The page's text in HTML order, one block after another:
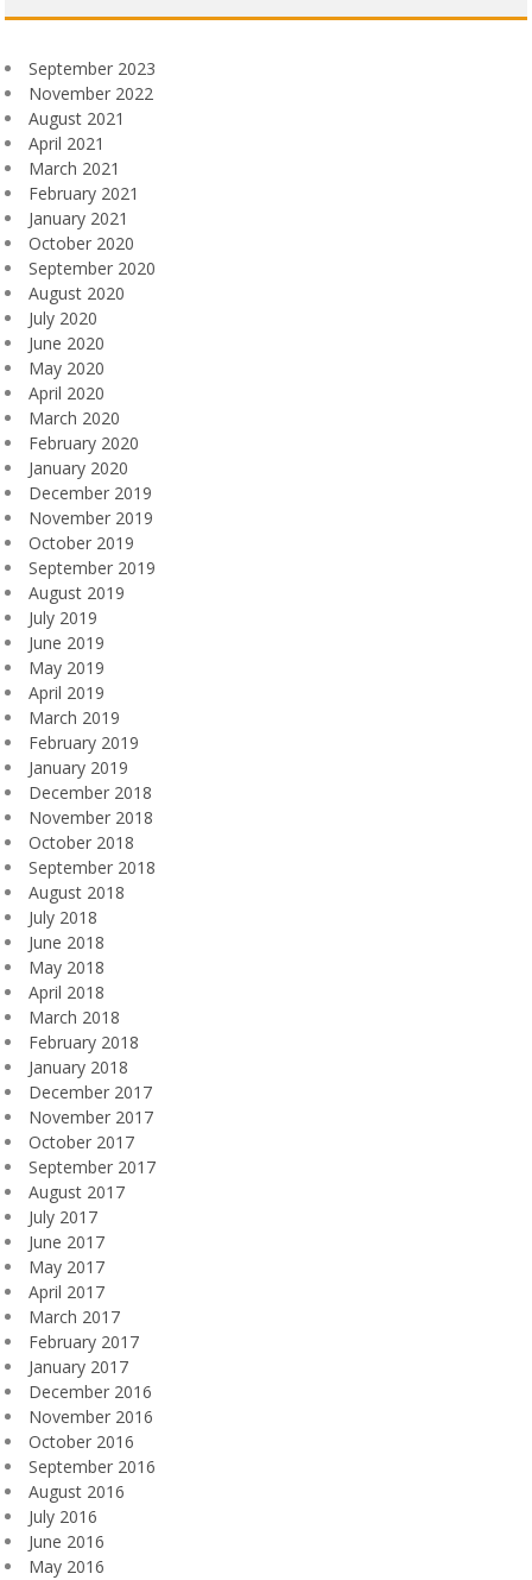
September 2023
November 2022
August 2021
April 2021
March 2021
February 2021
January 2021
October 2020
September 2020
August 2020
July 2020
June 2020
May 2020
April 2020
March 2020
February 2020
January 2020
December 2019
November 2019
October 2019
September 2019
August 2019
July 2019
June 2019
May 2019
April 2019
March 2019
February 2019
January 2019
December 2018
November 2018
October 2018
September 2018
August 2018
July 2018
June 2018
May 2018
April 2018
March 2018
February 2018
January 2018
December 2017
November 2017
October 2017
September 2017
August 2017
July 2017
June 2017
May 2017
April 2017
March 2017
February 2017
January 2017
December 2016
November 2016
October 2016
September 2016
August 2016
July 2016
June 2016
May 2016